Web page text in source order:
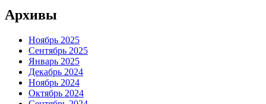
Архивы
Ноябрь 2025
Сентябрь 2025
Январь 2025
Декабрь 2024
Ноябрь 2024
Октябрь 2024